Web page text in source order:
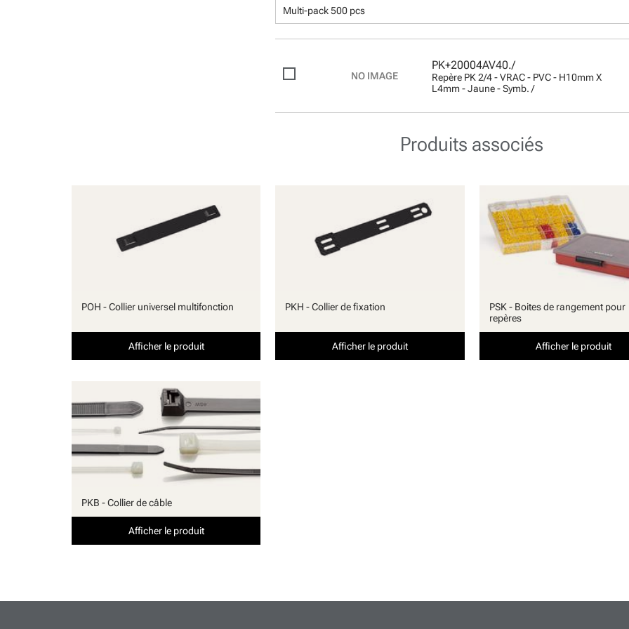
Multi-pack 500 pcs
PK+20004AV40./
Repère PK 2/4 - VRAC - PVC - H10mm X
L4mm - Jaune - Symb. /
Produits associés
POH - Collier universel multifonction
Afficher le produit
PKH - Collier de fixation
Afficher le produit
PSK - Boites de rangement pour
repères
Afficher le produit
PKB - Collier de câble
Afficher le produit